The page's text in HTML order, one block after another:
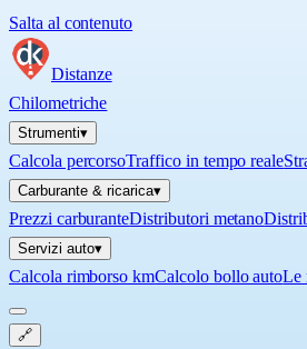
Salta al contenuto
Distanze
Chilometriche
Strumenti▾
Calcola percorsoTraffico in tempo reale
Carburante & ricarica▾
Prezzi carburanteDistributori metano
Servizi auto▾
Calcola rimborso kmCalcolo bollo autoLe
🔗